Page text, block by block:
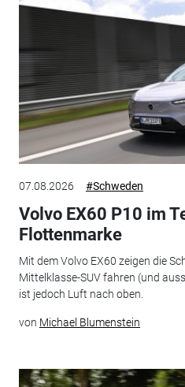
07.08.2026 #Schweden
Volvo EX60 P10 im
Flottenmarke
Mit dem Volvo EX60 zeigen die
Mittelklasse-SUV fahren (und
ist jedoch Luft nach oben.
von Michael Blumenstein